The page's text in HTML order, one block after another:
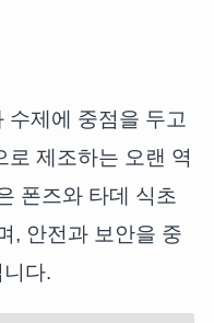
수제에 중점을 두고
로 제조하는 오랜 역
폰즈와 타데 식초
, 안전과 보안을 중
다.